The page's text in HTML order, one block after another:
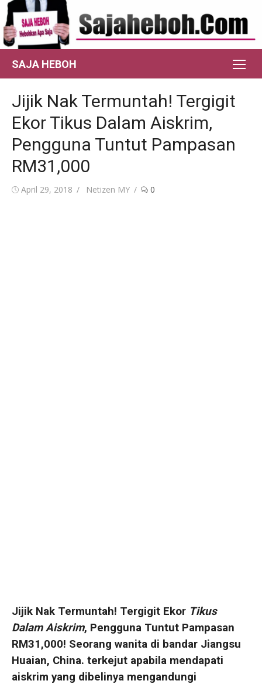
Skip
to
content
SAJA HEBOH
Jijik Nak Termuntah! Tergigit
Ekor Tikus Dalam Aiskrim,
Pengguna Tuntut Pampasan
RM31,000
Posted
April 29, 2018 Author
Netizen MY 0
Jijik Nak Termuntah! Tergigit Ekor Tikus
Dalam Aiskrim, Pengguna Tuntut Pampasan
RM31,000! Seorang wanita di bandar Jiangsu
Huaian, China. terkejut apabila mendapati
aiskrim yang dibelinya mengandungi